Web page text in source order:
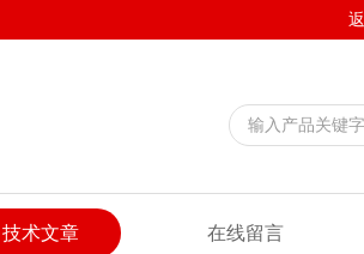
技术文章 在线留言